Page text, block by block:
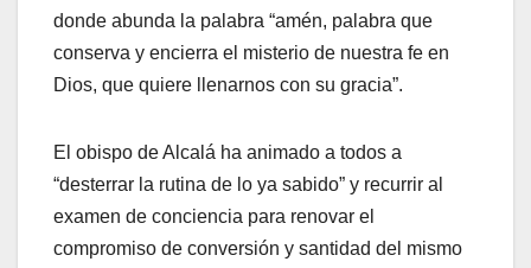
donde abunda la palabra “amén, palabra que
conserva y encierra el misterio de nuestra fe en
Dios, que quiere llenarnos con su gracia”.
El obispo de Alcalá ha animado a todos a
“desterrar la rutina de lo ya sabido” y recurrir al
examen de conciencia para renovar el
compromiso de conversión y santidad del mismo